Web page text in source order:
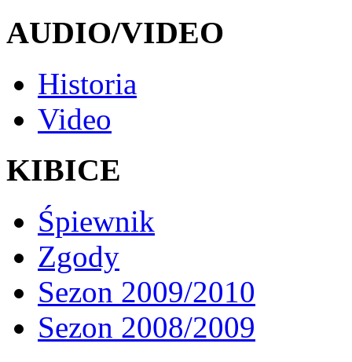
AUDIO/VIDEO
Historia
Video
KIBICE
Śpiewnik
Zgody
Sezon 2009/2010
Sezon 2008/2009